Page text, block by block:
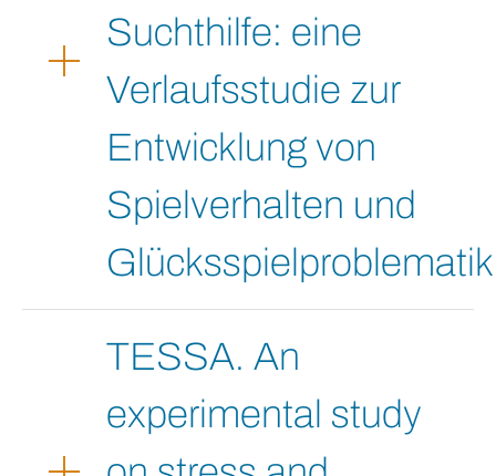
Suchthilfe: eine
Verlaufsstudie zur
Entwicklung von
Spielverhalten und
Glücksspielproblematik
TESSA. An
experimental study